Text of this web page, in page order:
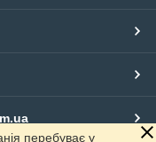
перебуває у